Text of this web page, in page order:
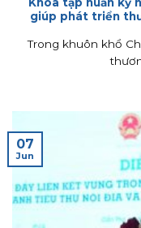
giúp phát triển
Trong khuôn khổ
07
Jun